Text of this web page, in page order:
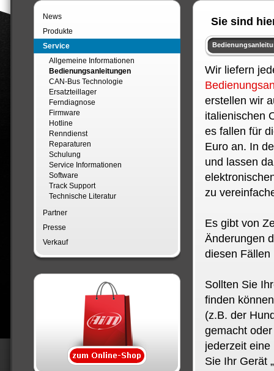
News
Produkte
Service
Allgemeine Informationen
Bedienungsanleitungen
CAN-Bus Technologie
Ersatzteillager
Ferndiagnose
Firmware
Hotline
Renndienst
Reparaturen
Schulung
Service Informationen
Software
Track Support
Technische Literatur
Partner
Presse
Verkauf
Sie sind
Wir liefern
erstellen wir
italienischen
es fallen für
Euro an. In
und lassen
zu
Es gibt von
Änderungen
diesen Fällen
Sollten Sie
finden
(z.B. der
gemacht
jederzeit
Sie Ihr Gerät